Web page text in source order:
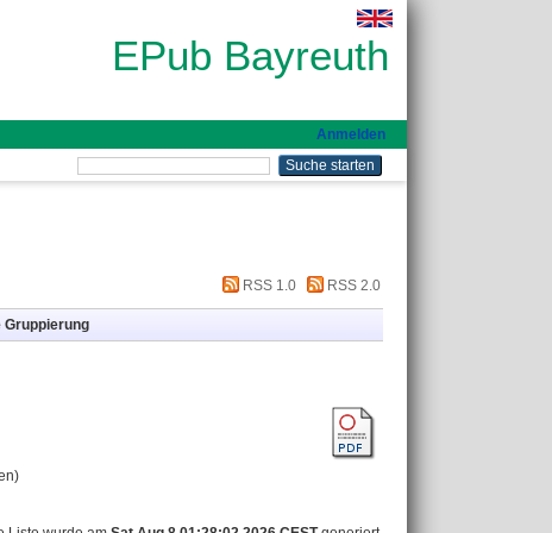
EPub Bayreuth
Anmelden
RSS 1.0 RSS 2.0
Gruppierung